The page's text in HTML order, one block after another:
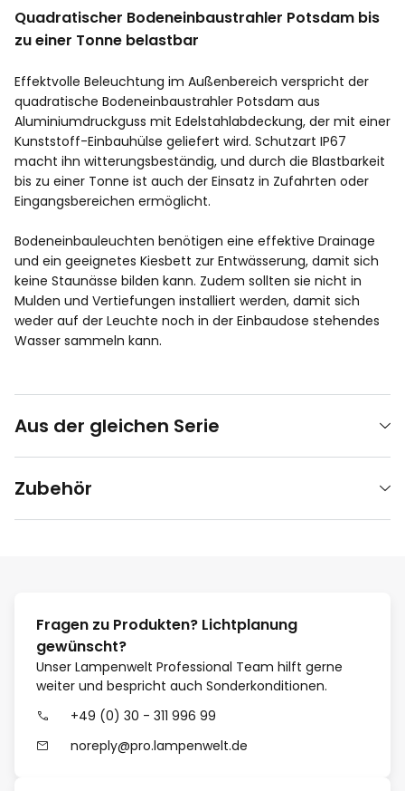
Quadratischer Bodeneinbaustrahler Potsdam bis
zu einer Tonne belastbar
Effektvolle Beleuchtung im Außenbereich verspricht der
quadratische Bodeneinbaustrahler Potsdam aus
Aluminiumdruckguss mit Edelstahlabdeckung, der mit einer
Kunststoff-Einbauhülse geliefert wird. Schutzart IP67
macht ihn witterungsbeständig, und durch die Blastbarkeit
bis zu einer Tonne ist auch der Einsatz in Zufahrten oder
Eingangsbereichen ermöglicht.
Bodeneinbauleuchten benötigen eine effektive Drainage
und ein geeignetes Kiesbett zur Entwässerung, damit sich
keine Staunässe bilden kann. Zudem sollten sie nicht in
Mulden und Vertiefungen installiert werden, damit sich
weder auf der Leuchte noch in der Einbaudose stehendes
Wasser sammeln kann.
Aus der gleichen Serie
Zubehör
Fragen zu Produkten? Lichtplanung
gewünscht?
Unser Lampenwelt Professional Team hilft gerne
weiter und bespricht auch Sonderkonditionen.
+49 (0) 30 - 311 996 99
noreply@pro.lampenwelt.de